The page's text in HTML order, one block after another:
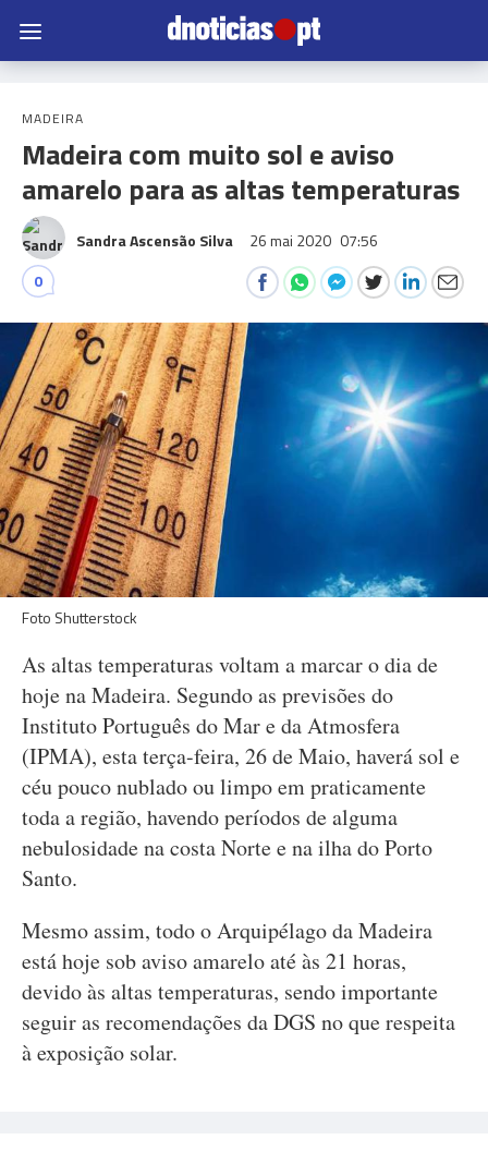
MADEIRA
Madeira com muito sol e aviso
amarelo para as altas temperaturas
Sandra Ascensão Silva 26 mai 2020 07:56
0
Foto Shutterstock
As altas temperaturas voltam a marcar o dia de
hoje na Madeira. Segundo as previsões do
Instituto Português do Mar e da Atmosfera
(IPMA), esta terça-feira, 26 de Maio, haverá sol e
céu pouco nublado ou limpo em praticamente
toda a região, havendo períodos de alguma
nebulosidade na costa Norte e na ilha do Porto
Santo.
Mesmo assim, todo o Arquipélago da Madeira
está hoje sob aviso amarelo até às 21 horas,
devido às altas temperaturas, sendo importante
seguir as recomendações da DGS no que respeita
à exposição solar.